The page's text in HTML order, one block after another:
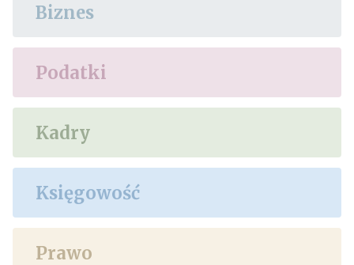
Biznes
Podatki
Kadry
Księgowość
Prawo